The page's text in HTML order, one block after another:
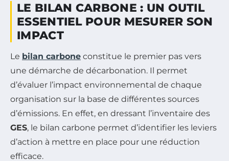
LE BILAN CARBONE : UN OUTIL
ESSENTIEL POUR MESURER SON
IMPACT
Le bilan carbone constitue le premier pas vers
une démarche de décarbonation. Il permet
d’évaluer l’impact environnemental de chaque
organisation sur la base de différentes sources
d’émissions. En effet, en dressant l’inventaire des
GES, le bilan carbone permet d’identifier les leviers
d’action à mettre en place pour une réduction
efficace.